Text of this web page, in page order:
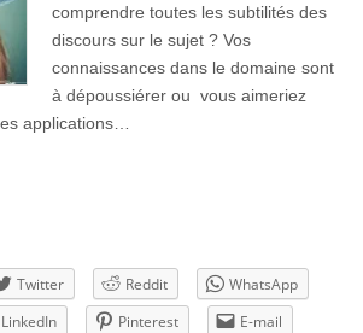
comprendre toutes les subtilités des
discours sur le sujet ? Vos
connaissances dans le domaine sont
à dépoussiérer ou vous aimeriez
applications…
Twitter Reddit
WhatsApp
LinkedIn Pinterest
E-mail